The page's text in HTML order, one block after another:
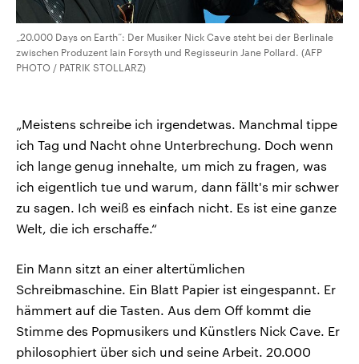
„20.000 Days on Earth“: Der Musiker Nick Cave steht bei der Berlinale
zwischen Produzent Iain Forsyth und Regisseurin Jane Pollard. (AFP
PHOTO / PATRIK STOLLARZ)
„Meistens schreibe ich irgendetwas. Manchmal tippe
ich Tag und Nacht ohne Unterbrechung. Doch wenn
ich lange genug innehalte, um mich zu fragen, was
ich eigentlich tue und warum, dann fällt's mir schwer
zu sagen. Ich weiß es einfach nicht. Es ist eine ganze
Welt, die ich erschaffe.“
Ein Mann sitzt an einer altertümlichen
Schreibmaschine. Ein Blatt Papier ist eingespannt. Er
hämmert auf die Tasten. Aus dem Off kommt die
Stimme des Popmusikers und Künstlers Nick Cave. Er
philosophiert über sich und seine Arbeit. 20.000